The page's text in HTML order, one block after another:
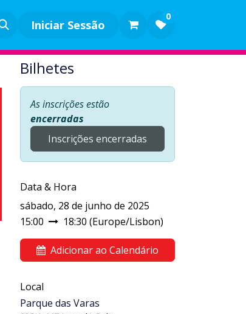
Iniciar Sessão
0
Bilhetes
As inscrições estão
encerradas
Inscrições encerradas
Data & Hora
sábado, 28 de junho de 2025
15:00
18:30 (Europe/Lisbon)
Adicionar ao Calendário
Local
Parque das Varas